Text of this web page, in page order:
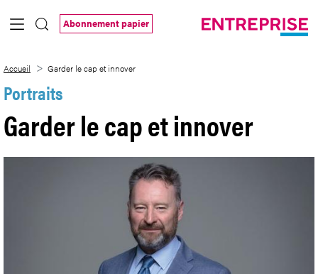
Saut au contenu principal
Abonnement papier
Accueil Garder le cap et innover
Portraits
Garder le cap et innover